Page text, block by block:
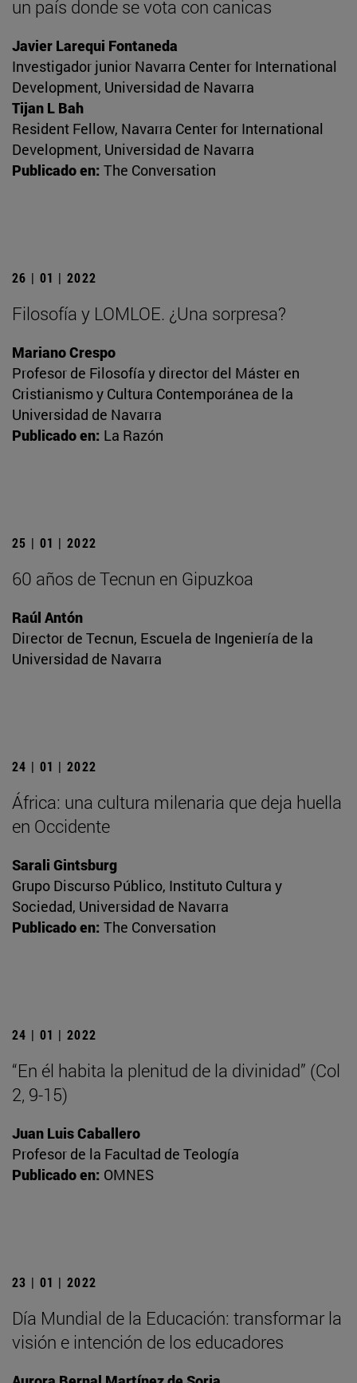
un país donde se vota con canicas
Javier Larequi Fontaneda
Investigador junior Navarra Center for International
Development, Universidad de Navarra
Tijan L Bah
Resident Fellow, Navarra Center for International
Development, Universidad de Navarra
Publicado en: The Conversation
26 | 01 | 2022
Filosofía y LOMLOE. ¿Una sorpresa?
Mariano Crespo
Profesor de Filosofía y director del Máster en
Cristianismo y Cultura Contemporánea de la
Universidad de Navarra
Publicado en: La Razón
25 | 01 | 2022
60 años de Tecnun en Gipuzkoa
Raúl Antón
Director de Tecnun, Escuela de Ingeniería de la
Universidad de Navarra
24 | 01 | 2022
África: una cultura milenaria que deja huella
en Occidente
Sarali Gintsburg
Grupo Discurso Público, Instituto Cultura y
Sociedad, Universidad de Navarra
Publicado en: The Conversation
24 | 01 | 2022
“En él habita la plenitud de la divinidad” (Col
2, 9-15)
Juan Luis Caballero
Profesor de la Facultad de Teología
Publicado en: OMNES
23 | 01 | 2022
Día Mundial de la Educación: transformar la
visión e intención de los educadores